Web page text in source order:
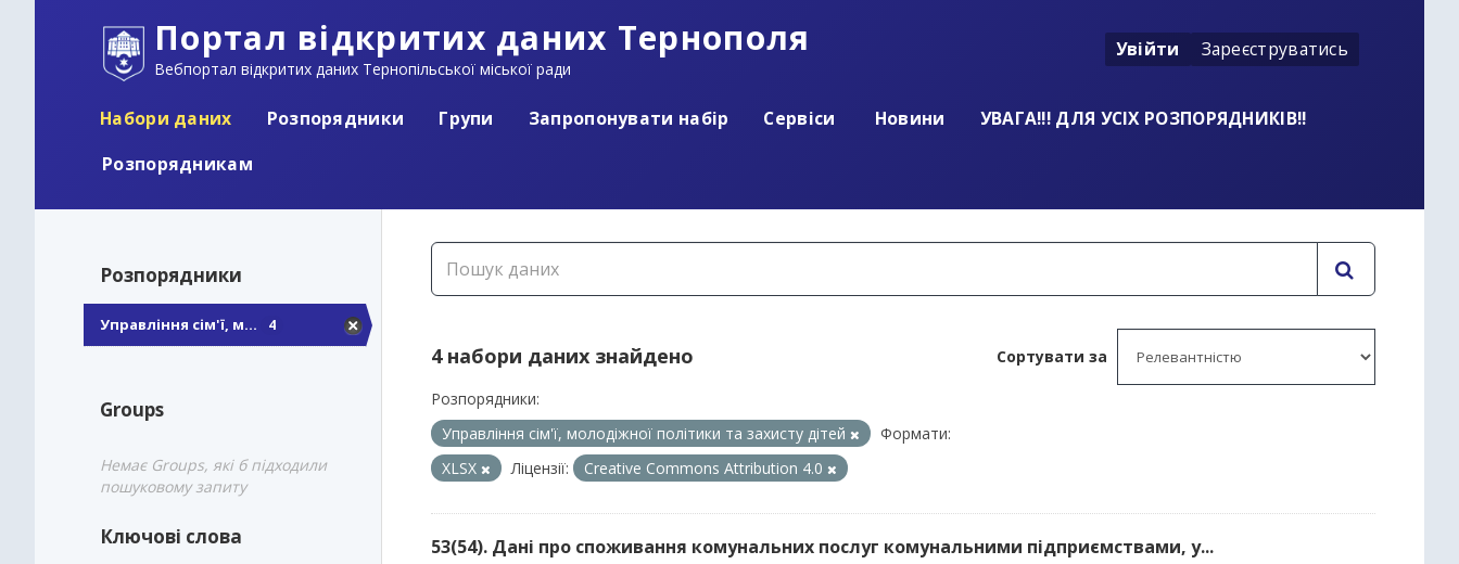
Портал відкритих даних Тернополя
Вебпортал відкритих даних Тернопільської міської ради
Увійти Зареєструватись
Набори даних Розпорядники Групи Запропонувати набір Сервіси Новини
УВАГА!!! ДЛЯ УСІХ РОЗПОРЯДНИКІВ!!
Розпорядникам
Розпорядники
Управління сім'ї, м... 4
Groups
Немає Groups, які б підходили
пошуковому запиту
Ключові слова
Сортувати за
4 набори даних знайдено
Розпорядники:
Управління сім'ї, молодіжної політики та захисту дітей
Формати:
XLSX
Ліцензії: Creative Commons Attribution 4.0
53(54). Дані про споживання комунальних послуг комунальними підприємствами, у...